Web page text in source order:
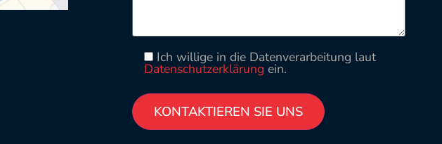
Ich willige in die Datenverarbeitung laut
Datenschutzerklärung ein.
Please leave this field empty.